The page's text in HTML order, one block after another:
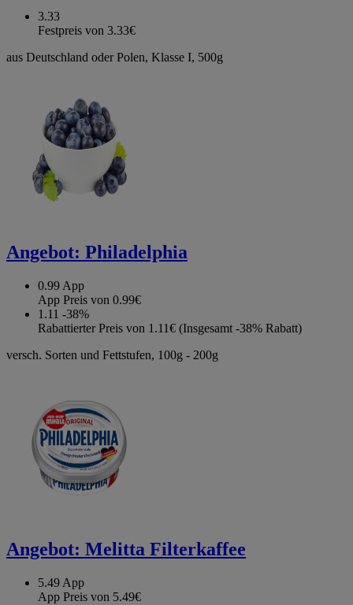
3.33
Festpreis von 3.33€
aus Deutschland oder Polen, Klasse I, 500g
Angebot: Philadelphia
0.99 App
App Preis von 0.99€
1.11 -38%
Rabattierter Preis von 1.11€ (Insgesamt -38% Rabatt)
versch. Sorten und Fettstufen, 100g - 200g
Angebot: Melitta Filterkaffee
5.49 App
App Preis von 5.49€